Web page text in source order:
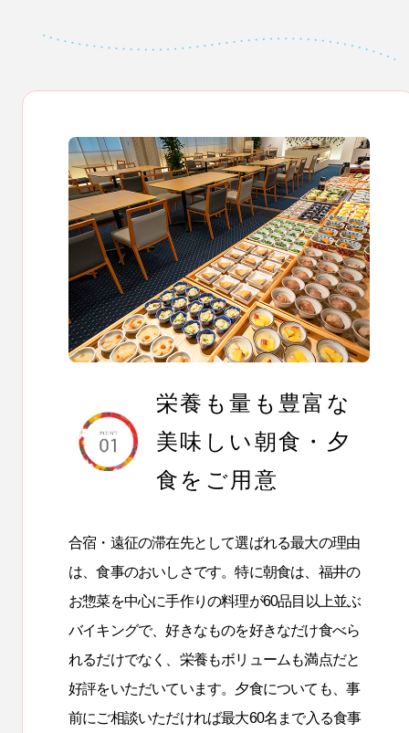
栄養も量も豊富な
美味しい朝食・夕
食をご用意
合宿・遠征の滞在先として選ばれる最大の理由
は、食事のおいしさです。特に朝食は、福井の
お惣菜を中心に手作りの料理が60品目以上並ぶ
バイキングで、好きなものを好きなだけ食べら
れるだけでなく、栄養もボリュームも満点だと
好評をいただいています。夕食についても、事
前にご相談いただければ最大60名まで入る食事